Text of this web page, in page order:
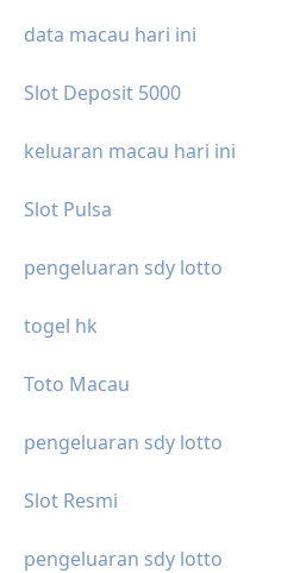
data macau hari ini
Slot Deposit 5000
keluaran macau hari ini
Slot Pulsa
pengeluaran sdy lotto
togel hk
Toto Macau
pengeluaran sdy lotto
Slot Resmi
pengeluaran sdy lotto